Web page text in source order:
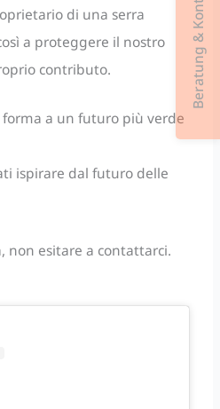
di una serra
a proteggere il nostro
contributo.
a un futuro più verde
ispirare dal futuro delle
non esitare a contattarci.
Beratung & Kontakt